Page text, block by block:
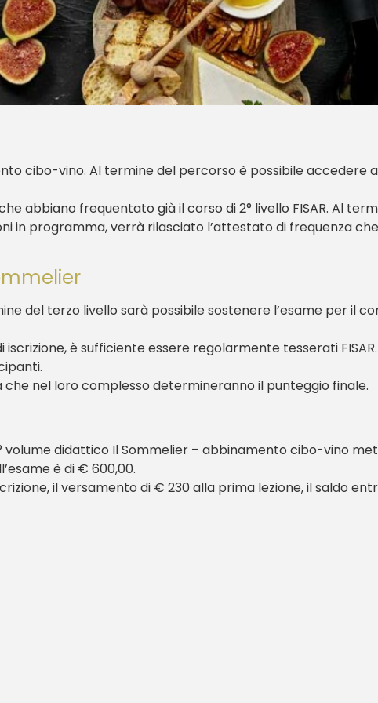
cibo-vino. Al termine del percorso è possibile accedere
abbiano frequentato già il corso di 2° livello FISAR. Al
in programma, verrà rilasciato l’attestato di frequenza
del terzo livello sarà possibile sostenere l’esame per il
è sufficiente essere regolarmente tesserati
nel loro complesso determineranno il punteggio finale.
didattico Il Sommelier – abbinamento cibo-vino
è di € 600,00.
il versamento di € 230 alla prima lezione, il saldo